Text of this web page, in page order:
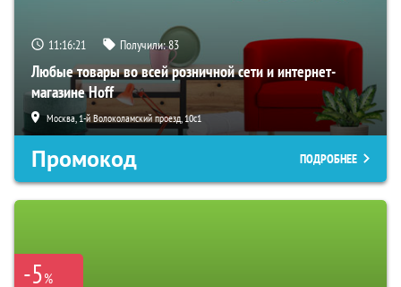
11:16:19 Получили:83
Любые товары во всей розничной сети и интернет-
магазине Hoff
Москва, 1-й Волоколамский проезд, 10с1
Промокод ПОДРОБНЕЕ
-5%